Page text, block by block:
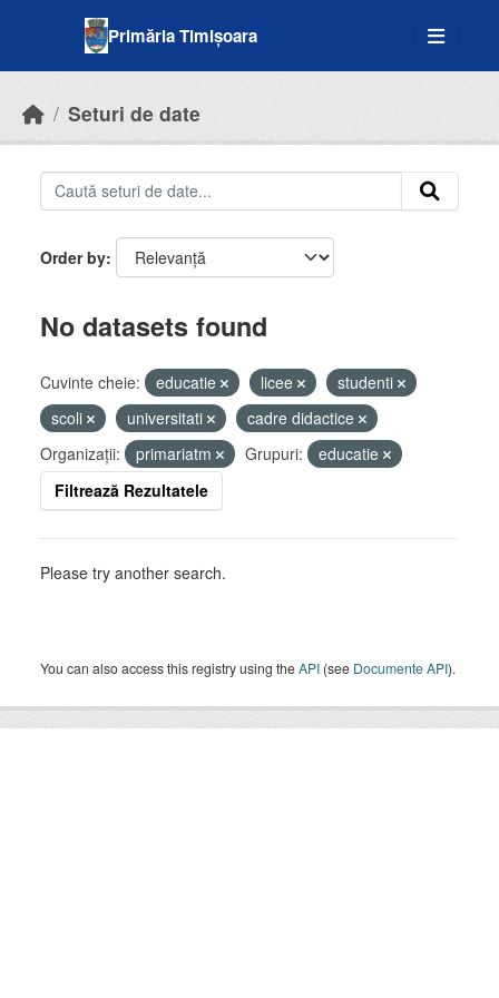
Primăria Timișoara
Seturi de date
Order by
No datasets found
Cuvinte cheie: educatie licee
studenti
scoli
universitati
cadre didactice
Organizații:
primariatm Grupuri:
educatie
Filtrează Rezultatele
Please try another search.
You can also access this registry using theAPI (see Documente API).